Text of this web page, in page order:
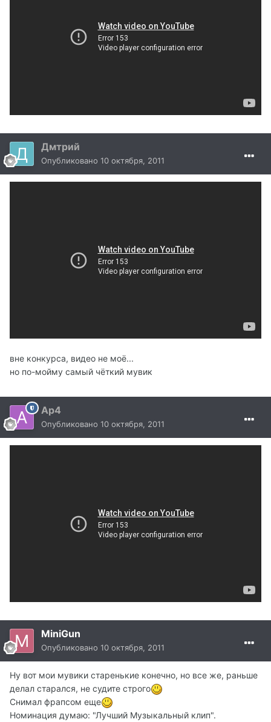
Дмтрий
Опубликовано 10 октября, 2011
вне конкурса, видео не моё...
но по-мойму самый чёткий мувик
Ap4
Опубликовано 10 октября, 2011
MiniGun
Опубликовано 10 октября, 2011
Ну вот мои мувики старенькие конечно, но все же, раньше
делал старался, не судите строго
Снимал фрапсом еще
Номинация думаю: "Лучший Музыкальный клип".